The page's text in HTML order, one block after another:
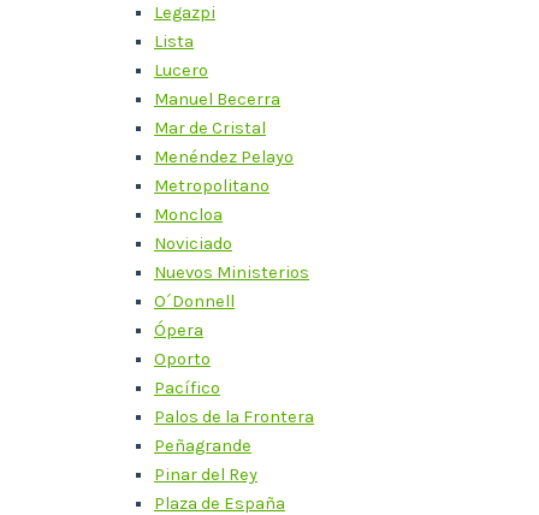
Legazpi
Lista
Lucero
Manuel Becerra
Mar de Cristal
Menéndez Pelayo
Metropolitano
Moncloa
Noviciado
Nuevos Ministerios
O´Donnell
Ópera
Oporto
Pacífico
Palos de la Frontera
Peñagrande
Pinar del Rey
Plaza de España